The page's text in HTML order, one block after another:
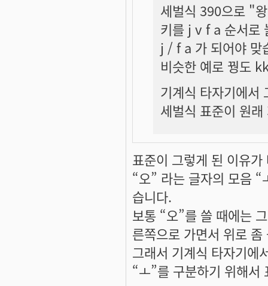
세벌식 390으로 "
키를 j v f a 순서로
j / f a 가 되어야 맞
비슷한 예로 꿩도
기계식 타자기에서
세벌식 표준이 원
표준이 그렇게 된 이유
“오” 라는 글자의 모음
습니다.
보통 “오”를 쓸 때에는
른쪽으로 가면서 위로
그래서 기계식 타자기에
“ㅗ”를 구분하기 위해서